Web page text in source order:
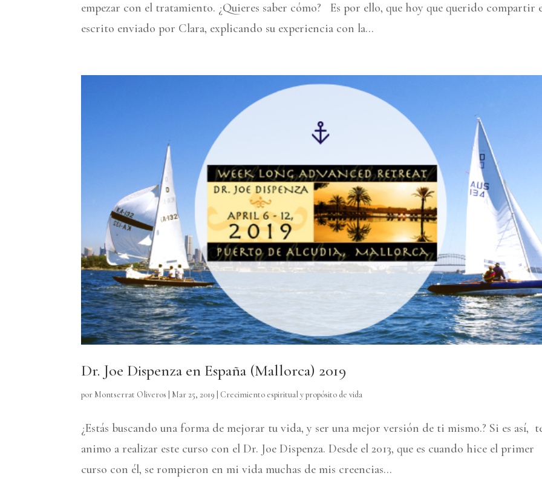
empezar con el tratamiento. ¿Quieres saber cómo? Es por ello, que hoy que querido compartir
escrito enviado por Clara, explicando su experiencia con la...
Dr. Joe Dispenza en España (Mallorca) 2019
por Montserrat Oliveros Mar 25, 2019 Crecimiento espiritual y propósito de vida
¿Estás buscando una forma de mejorar tu vida, y ser una mejor versión de ti mismo.? Si es así,
animo a realizar este curso con el Dr. Joe Dispenza. Desde el 2013, que es cuando hice el primer
curso con él, se rompieron en mi vida muchas de mis creencias...